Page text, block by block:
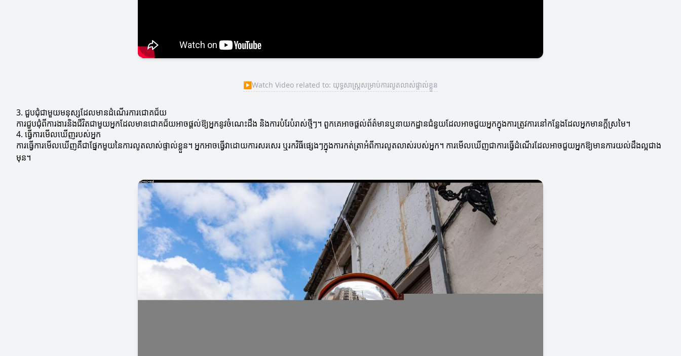
▶Watch Video related to: យុទ្ធសាស្ត្រសម្រាប់ការលូតលាស់ផ្ទាល់ខ្លួន
3. ជួបជុំជាមួយមនុស្សដែលមានដំណើរការជោគជ័យ
ការជួបជុំពីការងារនិងជីវិតជាមួយអ្នកដែលមានជោគជ័យអាចផ្តល់ឱ្យអ្នកនូវចំណេះដឹង និងការបំរែបំរាស់ថ្មីៗ។ ពួកគេអាចផ្តល់ព័ត៌មានឬនាយកដ្ឋានជំនួយដែលអាចជួយអ្នកក្នុងការត្រូវការនៅកន្លែងដែលអ្នកមានក្តីស្រមៃ។
4. ធ្វើការមើលឃើញរបស់អ្នក
ការធ្វើការមើលឃើញគឺជាផ្នែកមួយនៃការលូតលាស់ផ្ទាល់ខ្លួន។ អ្នកអាចធ្វើវាដោយការសរសេរ ឬរកវិធីផ្សេងៗក្នុងការកត់ត្រាអំពីការលូតលាស់របស់អ្នក។ ការមើលឃើញជាការធ្វើដំណើរដែលអាចជួយអ្នកឱ្យមានការយល់ដឹងល្អជាង
មុន។